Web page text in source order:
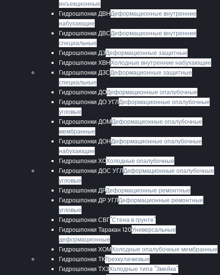
инъекционные
Гидрошпонки ДВНДеформационные внутренние
набухающие
Гидрошпонки ДВСДеформационные внутренние
специальные
Гидрошпонки ДЗДеформационные защитные
Гидрошпонки ХВНХолодные внутренние набухающие
Гидрошпонки ДЗСДеформационные защитные
специальные
Гидрошпонки ДОДеформационные опалубочные
Гидрошпонки ДО УГЛДеформационные опалубочные
угловые
Гидрошпонки ДОМДеформационные опалубочные
мембранные
Гидрошпонки ДОНДеформационные опалубочные
набухающие
Гидрошпонки ХОХолодные опалубочные
Гидрошпонки ДОС УГЛДеформационные опалубочные
угловые
Гидрошпонки ДРДеформационные ремонтные
Гидрошпонки ДР УГЛДеформационные ремонтные
угловые
Гидрошпонки СВГ"Стена в грунте"
Гидрошпонки Таракан 120Универсальные
деформационные
Гидрошпонки ХОМХолодные опалубочные мембранные
Гидрошпонки ТКТрехкулачковые
Гидрошпонки ТХЗХолодные типа "Змейка"